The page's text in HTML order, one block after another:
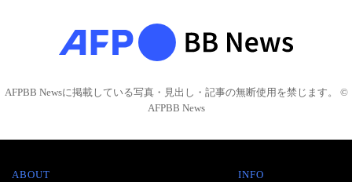
AFPBB Newsに掲載している写真・見出し・記事の無断使用を禁じます。 ©
AFPBB News
ABOUT INFO